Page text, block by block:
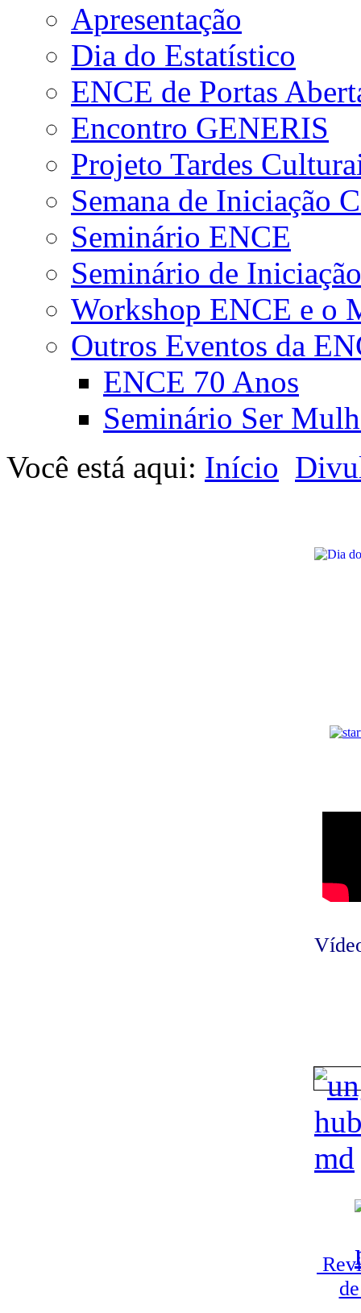
Apresentação
Dia do Estatístico
ENCE de Portas
Encontro GENERIS
Projeto Tardes
Semana de Iniciação
Seminário ENCE
Seminário de
Workshop ENCE e o
Outros Eventos da
ENCE 70 Anos
Seminário Ser
Você está aqui: Início